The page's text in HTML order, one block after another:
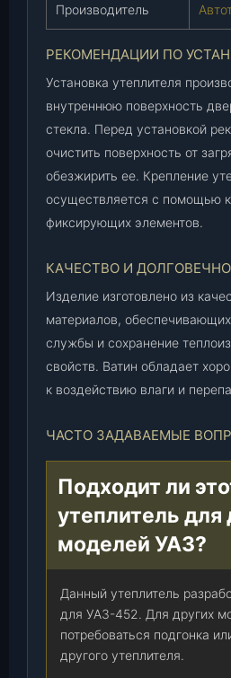
ш
т
Производитель
РЕКОМЕНДАЦИИ ПО
Установка утеплителя
внутреннюю поверхность
стекла. Перед установкой
очистить поверхность от
обезжирить ее. Крепление
осуществляется с помощью
фиксирующих элементов.
КАЧЕСТВО И
Изделие изготовлено из
материалов,
службы и сохранение
свойств. Ватин обладает
к воздействию влаги и
ЧАСТО ЗАДАВАЕМЫЕ
Подходит ли
утеплитель для
моделей УАЗ?
Данный утеплитель
для УАЗ-452. Для других
потребоваться подгонка
другого утеплителя.